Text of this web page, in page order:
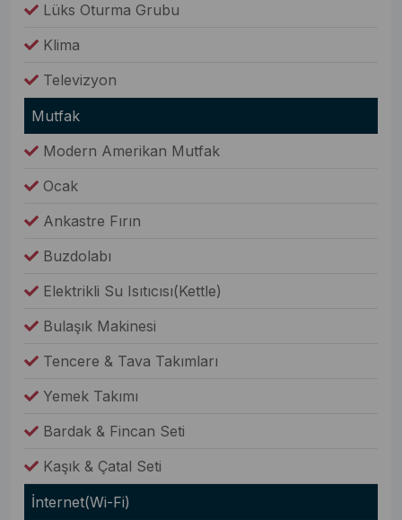
Lüks Oturma Grubu
Klima
Televizyon
Mutfak
Modern Amerikan Mutfak
Ocak
Ankastre Fırın
Buzdolabı
Elektrikli Su Isıtıcısı(Kettle)
Bulaşık Makinesi
Tencere & Tava Takımları
Yemek Takımı
Bardak & Fincan Seti
Kaşık & Çatal Seti
İnternet(Wi-Fi)